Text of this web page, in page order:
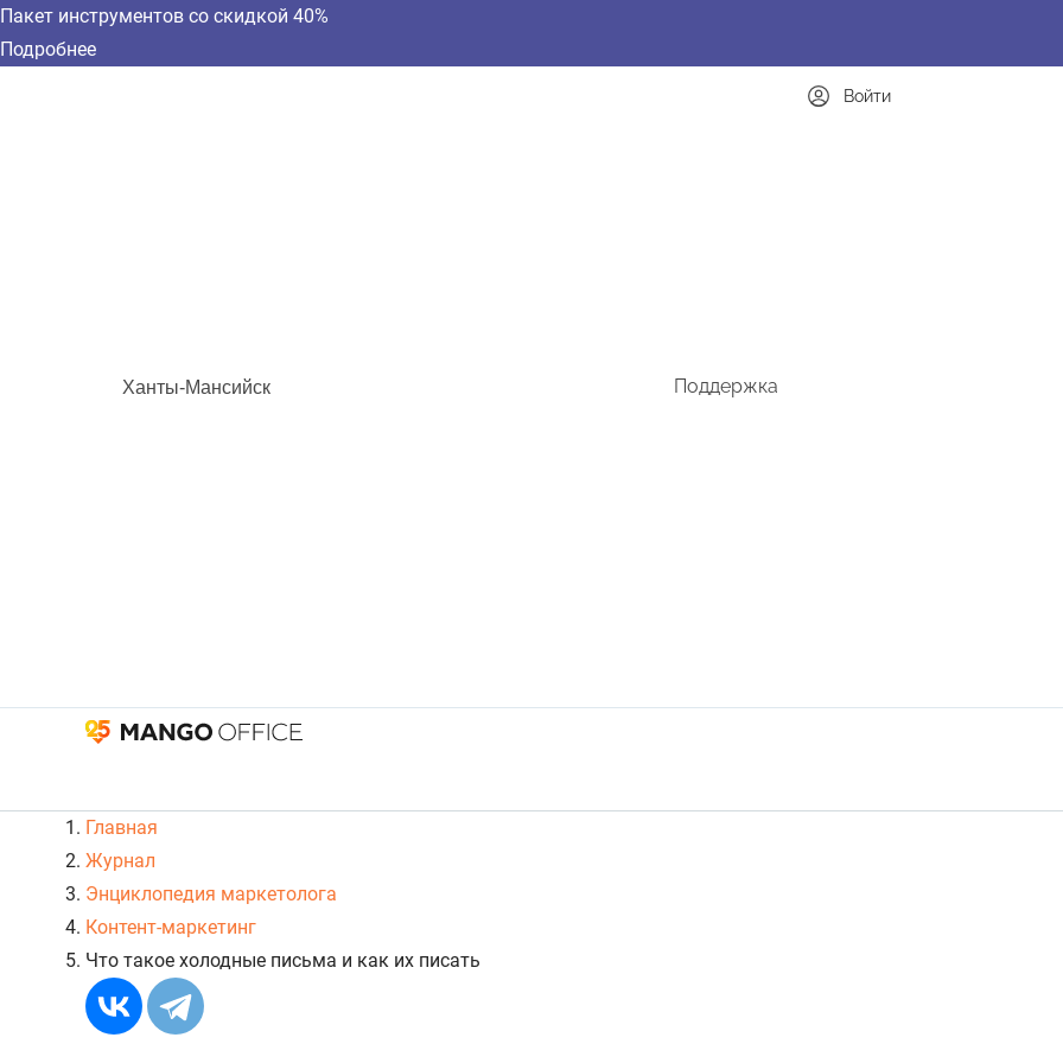
Пакет инструментов со скидкой 40%
Подробнее
Ханты-Мансийск Поддержка
Войти
Главная
Журнал
Энциклопедия маркетолога
Контент-маркетинг
Что такое холодные письма и как их писать